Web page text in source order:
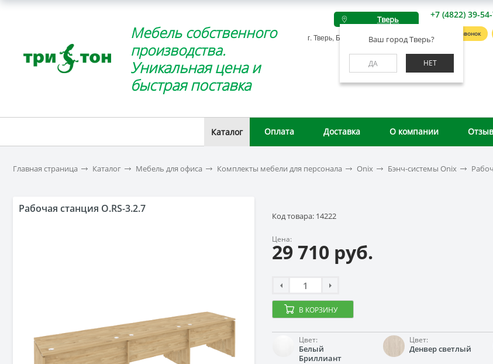
Мебель собственного
производства.
Уникальная цена и
быстрая поставка
Тверь
Ваш город Тверь?
ДА НЕТ
г. Тверь, Беляковский пер., д. 46А
+7 (4822) 39-
Заказать звонок
Каталог Оплата Доставка О компании
Главная страница Каталог Мебель для офиса Комплекты мебели для персонала Onix Бэнч-системы Onix
Рабочая станция O.RS-3.2.7
Код товара: 14222
Цена:
29 710 руб.
В КОРЗИНУ
Цвет:
Белый
Бриллиант
Цвет:
Денвер светлый